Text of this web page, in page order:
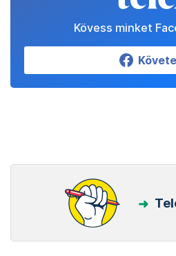
Kövess minket